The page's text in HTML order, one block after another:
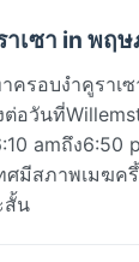
เซา in พฤ
ครอบงำคูราเ
อวันที่
amถึง6:50
ศมีสภาพเมฆค
สั้น